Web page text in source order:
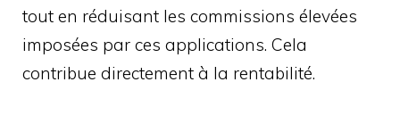
tout en réduisant les commissions élevées
imposées par ces applications. Cela
contribue directement à la rentabilité.